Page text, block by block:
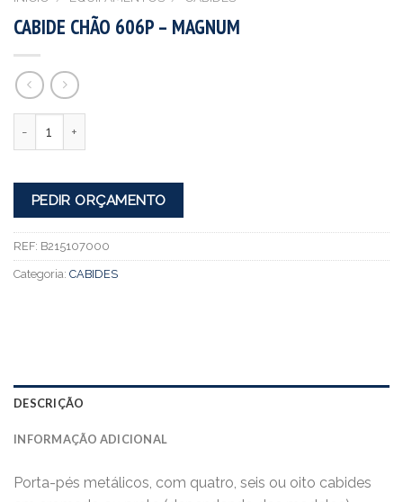
CABIDE CHÃO 606P – MAGNUM
PEDIR ORÇAMENTO
REF: B215107000
Categoria: CABIDES
DESCRIÇÃO
INFORMAÇÃO ADICIONAL
Porta-pés metálicos, com quatro, seis ou oito cabides